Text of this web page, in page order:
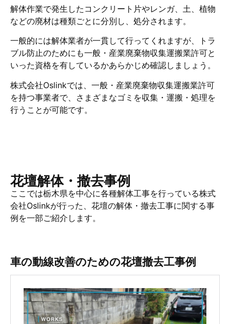
解体作業で発生したコンクリート片やレンガ、土、植物
などの廃材は種類ごとに分別し、処分されます。
一般的には解体業者が一貫して行ってくれますが、トラ
ブル防止のためにも一般・産業廃棄物収集運搬業許可と
いった資格を有しているかあらかじめ確認しましょう。
株式会社Oslinkでは、一般・産業廃棄物収集運搬業許可
を持つ事業者で、さまざまなゴミを収集・運搬・処理を
行うことが可能です。
花壇解体・撤去事例
ここでは栃木県を中心に各種解体工事を行っている株式
会社Oslinkが行った、花壇の解体・撤去工事に関する事
例を一部ご紹介します。
車の動線改善のための花壇撤去工事例